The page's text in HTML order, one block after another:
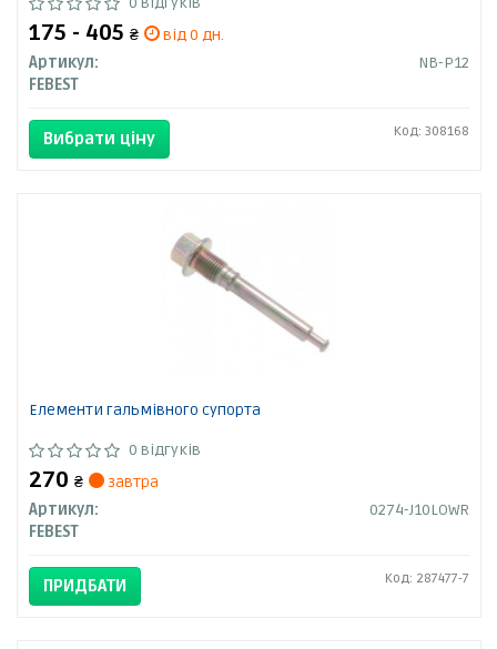
175 - 405 ₴
від 0 дн.
Артикул:
NB-P12
FEBEST
Вибрати ціну Код: 308168
Елементи гальмівного супорта
0 відгуків
270 ₴
завтра
Артикул:
0274-J10LOWR
FEBEST
ПРИДБАТИ Код: 287477-7